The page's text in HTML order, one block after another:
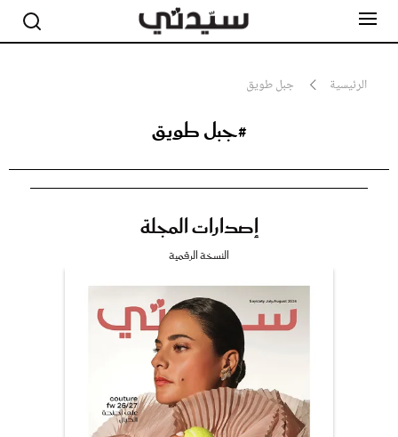
الرئيسية جبل طويق
#جبل طويق
إصدارات المجلة
النسخة الرقمية
جمال
صحة ورشاقة
عروس سيدتي